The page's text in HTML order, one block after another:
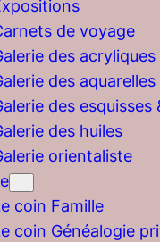
de voyage
des acryliques
des aquarelles
des esquisses
des huiles
orientaliste
coin Famille
coin Généalogie